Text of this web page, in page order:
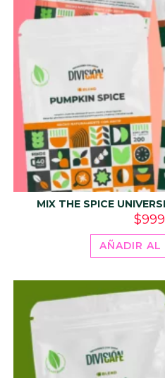
MIX THE SPICE
$
AÑADIR AL